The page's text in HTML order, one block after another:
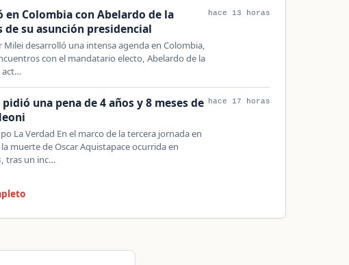
en Colombia con Abelardo de la
de su asunción presidencial
Milei desarrolló una intensa agenda en Colombia,
con el mandatario electo, Abelardo de la
act…
hace 13 horas
una pena de 4 años y 8 meses de
La Verdad En el marco de la tercera jornada en
muerte de Oscar Aquistapace ocurrida en
tras un inc…
hace 17 horas